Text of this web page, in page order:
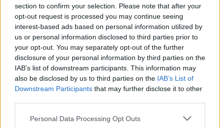
section to confirm your selection. Please note that after your
opt-out request is processed you may continue seeing
interest-based ads based on personal information utilized by
us or personal information disclosed to third parties prior to
your opt-out. You may separately opt-out of the further
disclosure of your personal information by third parties on the
IAB’s list of downstream participants. This information may
also be disclosed by us to third parties on the IAB’s List of
Downstream Participants that may further disclose it to other
Personal Data Processing Opt Outs
legnépszerűbbek.